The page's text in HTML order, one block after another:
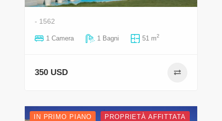
- 1562
1 Camera 1 Bagni 51 m2
350 USD
IN PRIMO PIANO PROPRIETÀ AFFITTATA